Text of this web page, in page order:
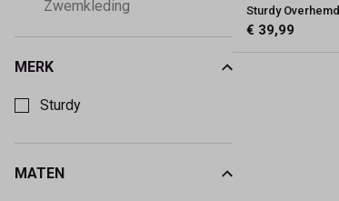
Zwemkleding
MERK
Sturdy
MATEN
Sturdy Overhemd
€ 39,99